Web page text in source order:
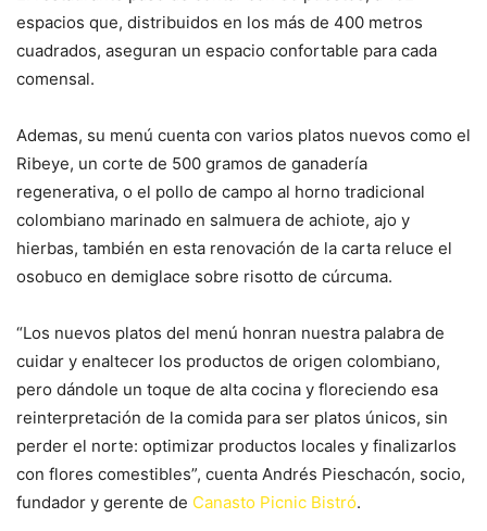
espacios que, distribuidos en los más de 400 metros
cuadrados, aseguran un espacio confortable para cada
comensal.
Ademas, su menú cuenta con varios platos nuevos como el
Ribeye, un corte de 500 gramos de ganadería
regenerativa, o el pollo de campo al horno tradicional
colombiano marinado en salmuera de achiote, ajo y
hierbas, también en esta renovación de la carta reluce el
osobuco en demiglace sobre risotto de cúrcuma.
“Los nuevos platos del menú honran nuestra palabra de
cuidar y enaltecer los productos de origen colombiano,
pero dándole un toque de alta cocina y floreciendo esa
reinterpretación de la comida para ser platos únicos, sin
perder el norte: optimizar productos locales y finalizarlos
con flores comestibles”, cuenta Andrés Pieschacón, socio,
fundador y gerente de Canasto Picnic Bistró.